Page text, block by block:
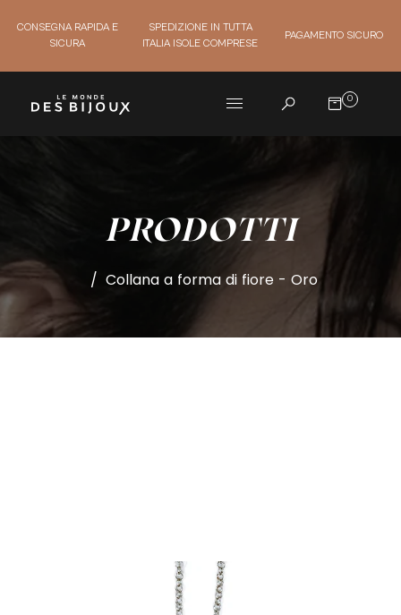
CONSEGNA RAPIDA E
SICURA
SPEDIZIONE IN TUTTA
ITALIA ISOLE COMPRESE
PAGAMENTO SICURO
0
PRODOTTI
/ Collana a forma di fiore - Oro